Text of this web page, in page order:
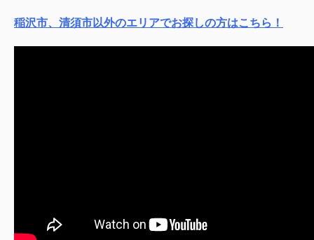
稲沢市、清須市以外のエリアでお探しの方はこちら！